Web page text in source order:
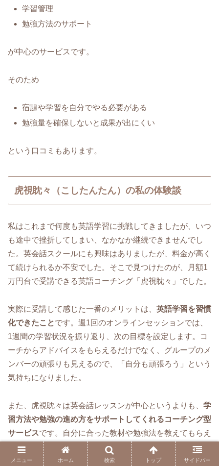
学習管理
勉強方法のサポート
が中心のサービスです。
そのため
宿題や学習を自分でやる必要がある
勉強量を確保しないと成果が出にくい
という口コミもあります。
虎視眈々（こしたんたん）の私の体験談
私はこれまで何度も英語学習に挑戦してきましたが、いつ
も途中で挫折してしまい、なかなか継続できませんでし
た。英会話スクールにも興味はありましたが、料金が高く
て続けられるか不安でした。そこで見つけたのが、月額1
万円台で受講できる英語コーチング「虎視眈々」でした。
実際に受講して感じた一番のメリットは、 英語学習を習慣
化できたことです。週1回のオンラインセッションでは、
1週間の学習状況を振り返り、次の目標を設定します。コ
ーチからアドバイスをもらえるだけでなく、グループのメ
ンバーの頑張りも見えるので、「自分も頑張ろう」という
気持ちになりました。
また、虎視眈々は英会話レッスンが中心というよりも、 学
習方法や勉強の進め方をサポートしてくれるコーチング型
サービスです。自分に合った教材や勉強法を教えてもらえ
たことで、無駄な遠回りをせずに英語学習を進められるよ
うになりました。
メニュー ホーム 検索 トップ サイドバー